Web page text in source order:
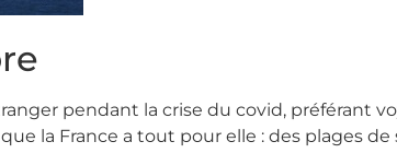
pendant la crise du covid, préférant
la France a tout pour elle : des plages de